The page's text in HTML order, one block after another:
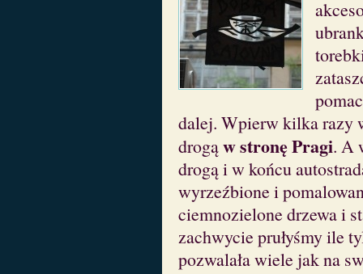
dalej. Wpierw kilka razy
drogąw stronę Pragi. A
drogą i w końcu
wyrzeźbione i
ciemnozielone drzewa i
zachwycie prułyśmy ile
pozwalała wiele jak na